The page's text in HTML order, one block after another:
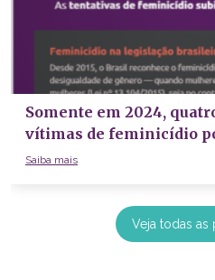
Somente em 2024,
vítimas de feminicídio
Saiba mais
Veja todas as